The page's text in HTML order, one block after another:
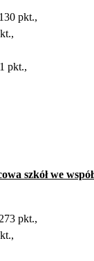
pkt.,
pkt.,
szkół we
pkt.,